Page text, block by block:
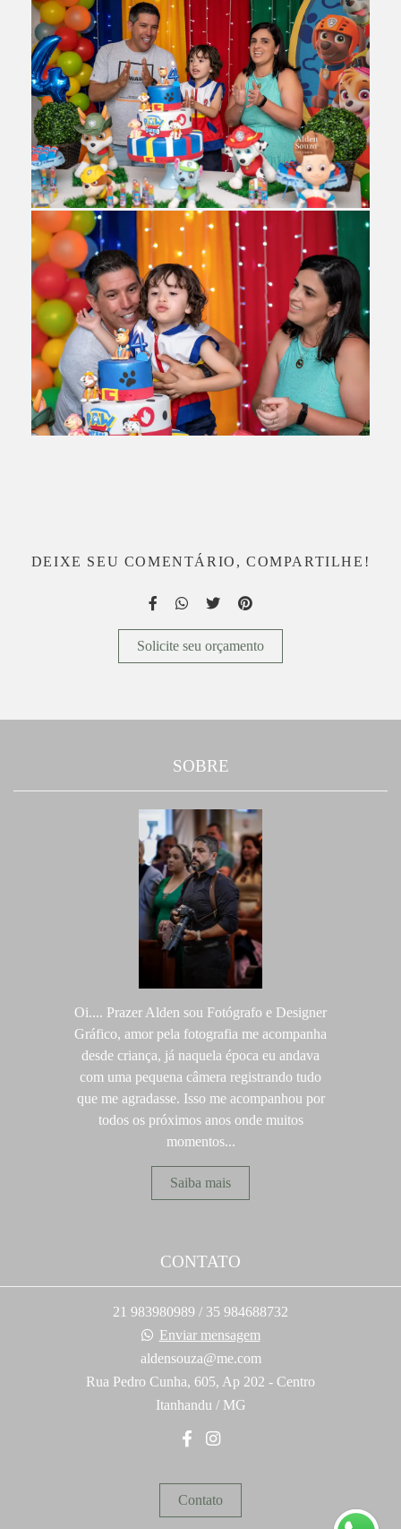
DEIXE SEU COMENTÁRIO, COMPARTILHE!
Solicite seu orçamento
SOBRE
Oi.... Prazer Alden sou Fotógrafo e Designer
Gráfico, amor pela fotografia me acompanha
desde criança, já naquela época eu andava
com uma pequena câmera registrando tudo
que me agradasse. Isso me acompanhou por
todos os próximos anos onde muitos
momentos...
Saiba mais
CONTATO
21 983980989 / 35 984688732
Enviar mensagem
aldensouza@me.com
Rua Pedro Cunha, 605, Ap 202 - Centro
Itanhandu / MG
Contato